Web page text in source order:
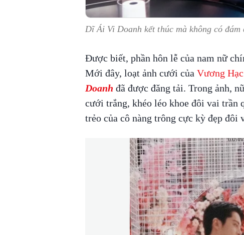
Dĩ Ái Vi Doanh kết thúc mà không có
Được biết, phần hôn lễ của nam nữ
Mới đây, loạt ảnh cưới của Vương
Doanh đã được đăng tải. Trong ảnh,
cưới trắng, khéo léo khoe đôi vai trần
trẻo của cô nàng trông cực kỳ đẹp